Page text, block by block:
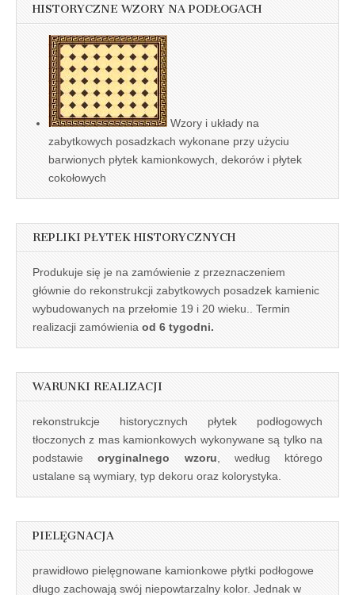
HISTORYCZNE WZORY NA PODŁOGACH
Wzory i układy na
zabytkowych posadzkach wykonane przy użyciu
barwionych płytek kamionkowych, dekorów i płytek
cokołowych
REPLIKI PŁYTEK HISTORYCZNYCH
Produkuje się je na zamówienie z przeznaczeniem
głównie do rekonstrukcji zabytkowych posadzek kamienic
wybudowanych na przełomie 19 i 20 wieku.. Termin
realizacji zamówienia od 6 tygodni.
WARUNKI REALIZACJI
rekonstrukcje historycznych płytek podłogowych
tłoczonych z mas kamionkowych wykonywane są tylko na
podstawieoryginalnego wzoru , według którego
ustalane są wymiary, typ dekoru oraz kolorystyka.
PIELĘGNACJA
prawidłowo pielęgnowane kamionkowe płytki podłogowe
długo zachowają swój niepowtarzalny kolor. Jednak w